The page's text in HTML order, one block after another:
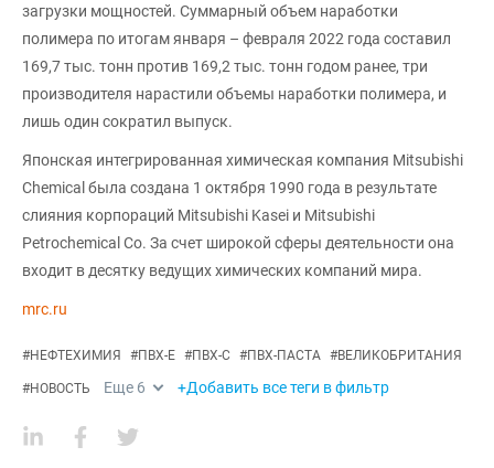
загрузки мощностей. Суммарный объем наработки
полимера по итогам января – февраля 2022 года составил
169,7 тыс. тонн против 169,2 тыс. тонн годом ранее, три
производителя нарастили объемы наработки полимера, и
лишь один сократил выпуск.
Японская интегрированная химическая компания Mitsubishi
Chemical была создана 1 октября 1990 года в результате
слияния корпораций Mitsubishi Kasei и Mitsubishi
Petrochemical Co. За счет широкой сферы деятельности она
входит в десятку ведущих химических компаний мира.
mrc.ru
#НЕФТЕХИМИЯ #ПВХ-Е #ПВХ-С #ПВХ-ПАСТА #ВЕЛИКОБРИТАНИЯ
#НОВОСТЬ Еще 6 +Добавить все теги в фильтр